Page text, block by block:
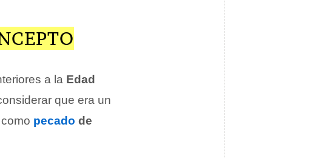
a la Edad
que era un
pecado de